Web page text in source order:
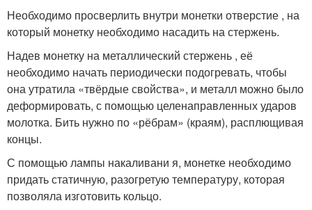
Необходимо просверлить внутри монетки отверстие , на
который монетку необходимо насадить на стержень.
Надев монетку на металлический стержень , её
необходимо начать периодически подогревать, чтобы
она утратила «твёрдые свойства», и металл можно было
деформировать, с помощью целенаправленных ударов
молотка. Бить нужно по «рёбрам» (краям), расплющивая
концы.
С помощью лампы накаливани я, монетке необходимо
придать статичную, разогретую температуру, которая
позволяла изготовить кольцо.